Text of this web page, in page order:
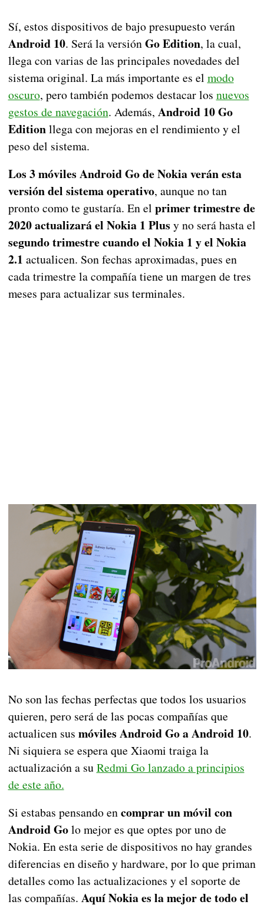
Sí, estos dispositivos de bajo presupuesto verán
Android 10. Será la versiónGo Edition, la cual,
llega con varias de las principales novedades del
sistema original. La más importante es el modo
oscuro, pero también podemos destacar los nuevos
gestos de navegación. Además, Android 10 Go
Editionllega con mejoras en el rendimiento y el
peso del sistema.
Los 3 móviles Android Go de Nokia verán esta
versión del sistema operativo, aunque no tan
pronto como te gustaría. En el primer trimestre de
2020 actualizará el Nokia 1 Plus y no será hasta el
segundo trimestre cuando el Nokia 1 y el Nokia
2.1 actualicen. Son fechas aproximadas, pues en
cada trimestre la compañía tiene un margen de tres
meses para actualizar sus terminales.
No son las fechas perfectas que todos los usuarios
quieren, pero será de las pocas compañías que
actualicen sus móviles Android Go a Android 10.
Ni siquiera se espera que Xiaomi traiga la
actualización a suRedmi Go lanzado a principios
de este año.
Si estabas pensando encomprar un móvil con
Android Golo mejor es que optes por uno de
Nokia. En esta serie de dispositivos no hay grandes
diferencias en diseño y hardware, por lo que priman
detalles como las actualizaciones y el soporte de
las compañías. Aquí Nokia es la mejor de todo el